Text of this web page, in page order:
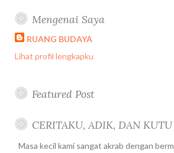
Mengenai Saya
RUANG BUDAYA
Lihat profil lengkapku
Featured Post
CERITAKU, ADIK, DAN KUTU
Masa kecil kami sangat akrab dengan